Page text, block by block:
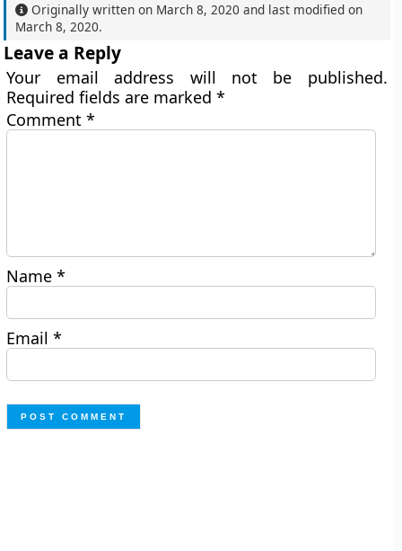
Originally written on March 8, 2020 and last modified on
March 8, 2020.
Leave a Reply
Your email address will not be published.
Required fields are marked*
Comment*
Name*
Email*